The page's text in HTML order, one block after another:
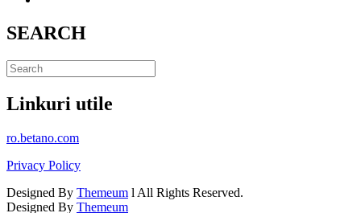
SEARCH
Linkuri utile
ro.betano.com
Privacy Policy
Designed By Themeum l All Rights Reserved.
Designed By Themeum